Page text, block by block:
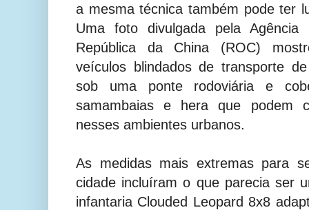
a mesma técnica também pode ter
Uma foto divulgada pela
República da China (ROC)
veículos blindados de transporte
sob uma ponte rodoviária e
samambaias e hera que podem
nesses ambientes urbanos.
As medidas mais extremas para
cidade incluíram o que parecia ser
infantaria Clouded Leopard 8x8